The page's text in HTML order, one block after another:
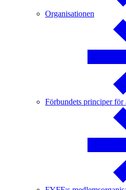
Organisationen
Förbundets principer för